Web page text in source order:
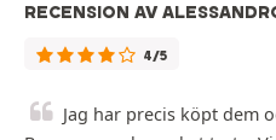
RECENSION AV
4/5
Jag har precis köpt dem